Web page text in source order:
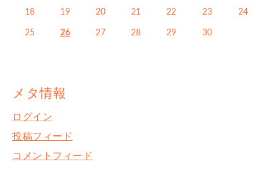
18 19 20 21 22 23 24
25 26 27 28 29 30
メタ情報
ログイン
投稿フィード
コメントフィード